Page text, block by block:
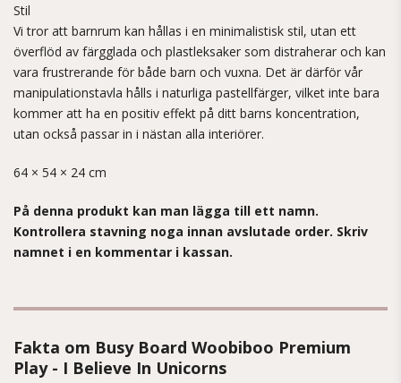
Stil
Vi tror att barnrum kan hållas i en minimalistisk stil, utan ett
överflöd av färgglada och plastleksaker som distraherar och kan
vara frustrerande för både barn och vuxna. Det är därför vår
manipulationstavla hålls i naturliga pastellfärger, vilket inte bara
kommer att ha en positiv effekt på ditt barns koncentration,
utan också passar in i nästan alla interiörer.
64 × 54 × 24 cm
På denna produkt kan man lägga till ett namn.
Kontrollera stavning noga innan avslutade order. Skriv
namnet i en kommentar i kassan.
Fakta om Busy Board Woobiboo Premium
Play - I Believe In Unicorns